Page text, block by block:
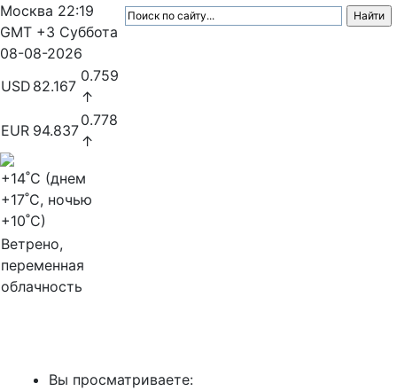
Москва 22:19
GMT +3 Суббота
08-08-2026
USD 82.167
0.759
↑
EUR 94.837
0.778
↑
+14˚C (днем
+17˚C, ночью
+10˚C)
Ветрено,
переменная
облачность
Вы просматриваете: